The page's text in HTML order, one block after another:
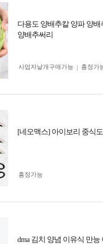
다용도 양배추칼 양파 양
양배추써리
사업자 낱개구매가능 흥정가
[네오맥스] 아이보리 중식
흥정가능
dma 김치 양념 이유식 만능